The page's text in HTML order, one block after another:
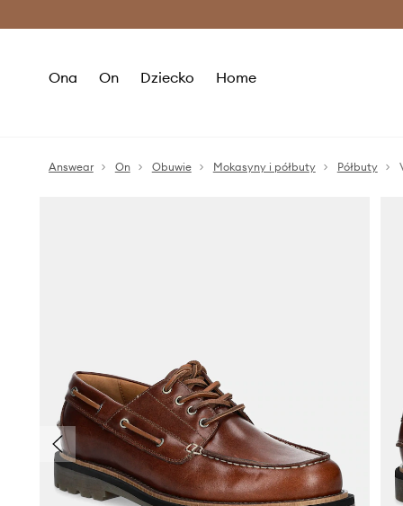
Ona On Dziecko Home
Answear On Obuwie Mokasyny i półbuty Półbuty